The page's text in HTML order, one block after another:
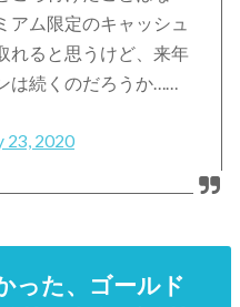
アム限定のキャッシュ
れると思うけど、来年
は続くのだろうか……
23, 2020
った、ゴールド